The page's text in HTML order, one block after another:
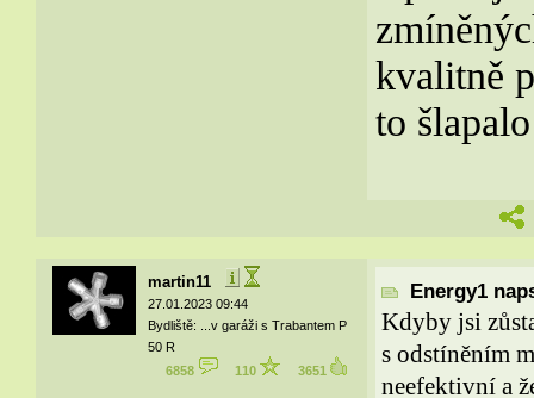
kvalitně
to šlapalo
martin11
27.01.2023 09:44
Bydliště: ...v garáži s Trabantem P
50 R
6858
110 3651
Energy1
Kdyby jsi
s odstíněním
neefektivní a